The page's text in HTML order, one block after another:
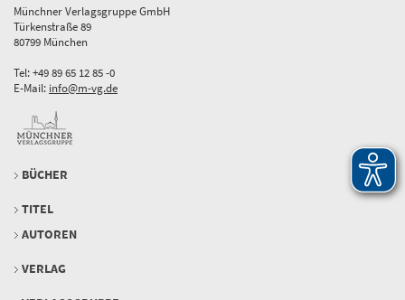
Münchner Verlagsgruppe GmbH
Türkenstraße 89
80799 München
Tel: +49 89 65 12 85 -0
E-Mail: info@m-vg.de
BÜCHER
TITEL
AUTOREN
VERLAG